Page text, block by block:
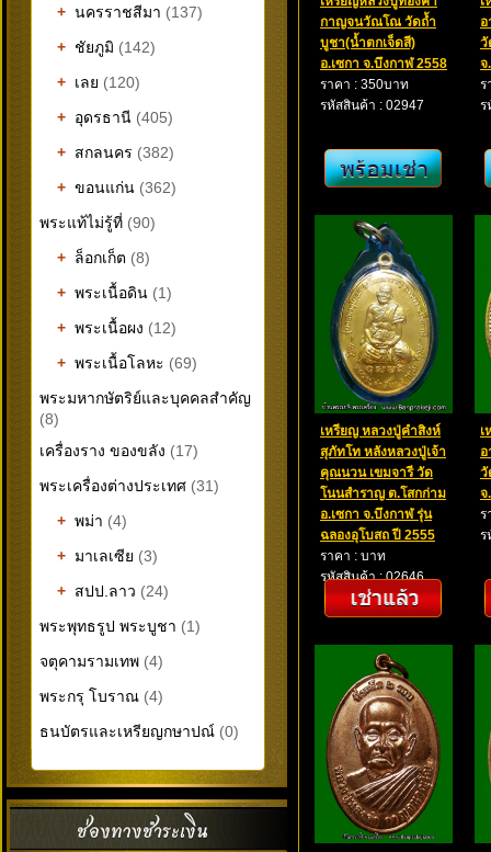
+ นครราชสีมา (137)
+ ชัยภูมิ (142)
+ เลย (120)
+ อุดรธานี (405)
+ สกลนคร (382)
+ ขอนแก่น (362)
พระแท้ไม่รู้ที่ (90)
+ ล็อกเก็ต (8)
+ พระเนื้อดิน (1)
+ พระเนื้อผง (12)
+ พระเนื้อโลหะ (69)
พระมหากษัตริย์และบุคคลสำคัญ
(8)
เครื่องราง ของขลัง (17)
พระเครื่องต่างประเทศ (31)
+ พม่า (4)
+ มาเลเซีย (3)
+ สปป.ลาว (24)
พระพุทธรูป พระบูชา (1)
จตุคามรามเทพ (4)
พระกรุ โบราณ (4)
ธนบัตรและเหรียญกษาปณ์ (0)
กาญจนวัณโณ วัดถ้ำ
บูชา(น้ำตกเจ็ดสี)
อ.เซกา จ.บึงกาฬ 2558
ราคา : 350บาท
รหัสสินค้า : 02947
วั
จ
ร
ร
เหรียญ หลวงปู่คำสิงห์
สุภัทโท หลังหลวงปู่เจ้า
คุณนวน เขมจารี วัด
โนนสำราญ ต.โสกก่าม
อ.เซกา จ.บึงกาฬ รุ่น
ฉลองอุโบสถ ปี 2555
ราคา : บาท
รหัสสินค้า : 02646
เ
อ
วั
จ
ร
ร